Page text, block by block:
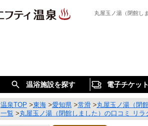
丸屋玉ノ湯（閉館し
温浴施設を探す 電子チケッ
温泉TOP >東海>愛知県>常滑>丸屋玉ノ湯（閉
一覧 >丸屋玉ノ湯（閉館しました）の口コミ リラ